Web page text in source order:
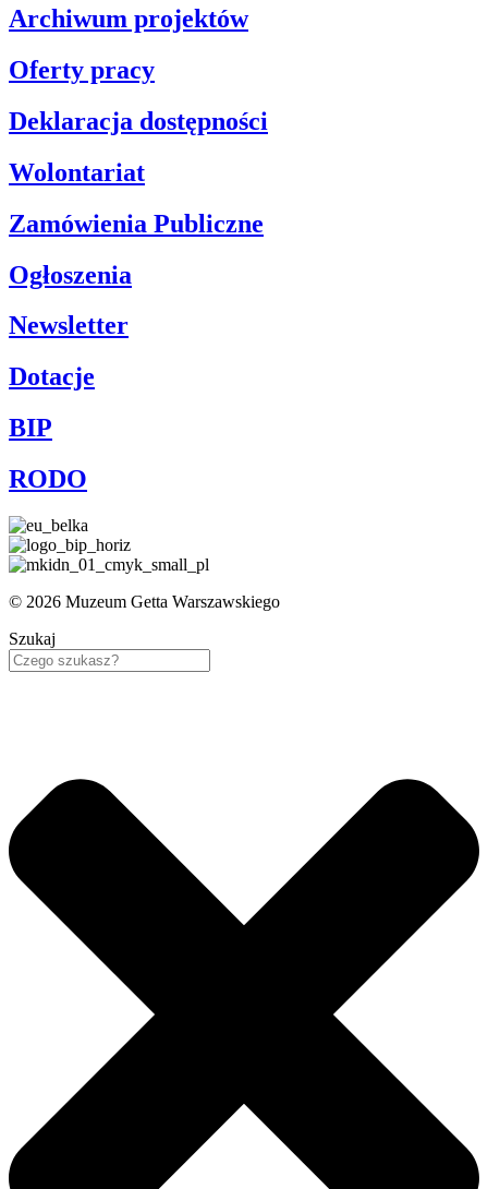
Archiwum projektów
Oferty pracy
Deklaracja dostępności
Wolontariat
Zamówienia Publiczne
Ogłoszenia
Newsletter
Dotacje
BIP
RODO
© 2026 Muzeum Getta Warszawskiego
Szukaj